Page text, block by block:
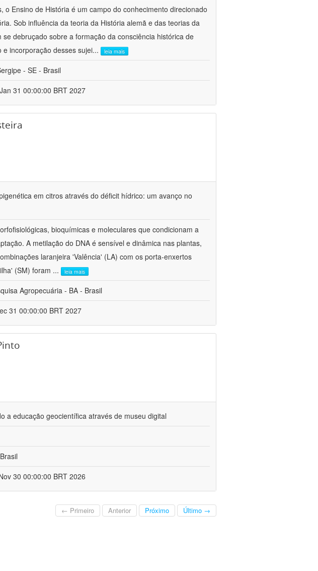
o Ensino de História é um campo do conhecimento direcionado
Sob influência da teoria da História alemã e das teorias da
debruçado sobre a formação da consciência histórica de
incorporação desses sujei... leia mais
- SE - Brasil
31 00:00:00 BRT 2027
em citros através do déficit hídrico: um avanço no
bioquímicas e moleculares que condicionam a
A metilação do DNA é sensível e dinâmica nas plantas,
laranjeira 'Valência' (LA) com os porta-enxertos
(SM) foram ... leia mais
Agropecuária - BA - Brasil
31 00:00:00 BRT 2027
a educação geocientífica através de museu digital
30 00:00:00 BRT 2026
← Primeiro Anterior Próximo Último →